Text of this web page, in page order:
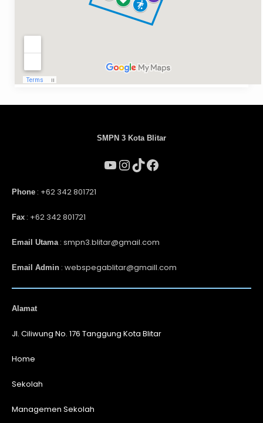
SMPN 3 Kota Blitar
Phone : +62 342 801721
Fax : +62 342 801721
Email Utama: smpn3.blitar@gmail.com
Email Admin : webspegablitar@gmaill.com
Alamat
Jl. Ciliwung No. 176 Tanggung Kota Blitar
Home
Sekolah
Managemen Sekolah